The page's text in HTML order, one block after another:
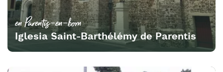
en Parentis-en-born
Iglesia Saint-Barthélémy de Parentis